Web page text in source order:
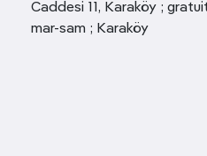
Caddesi 11, Karaköy ;
mar-sam ; Karaköy